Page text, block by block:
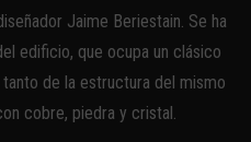
Jaime Beriestain. Se ha
edificio, que ocupa un clásico
de la estructura del mismo
cobre, piedra y cristal.